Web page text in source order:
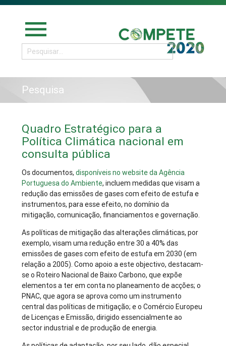
menu
Pesquisa
Quadro Estratégico para a
Política Climática nacional em
consulta pública
Os documentos,disponíveis no website da Agência
Portuguesa do Ambiente, incluem medidas que visam a
redução das emissões de gases com efeito de estufa e
instrumentos, para esse efeito, no domínio da
mitigação, comunicação, financiamentos e governação.
As políticas de mitigação das alterações climáticas, por
exemplo, visam uma redução entre 30 a 40% das
emissões de gases com efeito de estufa em 2030 (em
relação a 2005). Como apoio a este objectivo, destacam-
se o Roteiro Nacional de Baixo Carbono, que expõe
elementos a ter em conta no planeamento de acções; o
PNAC, que agora se aprova como um instrumento
central das políticas de mitigação; e o Comércio Europeu
de Licenças e Emissão, dirigido essencialmente ao
sector industrial e de produção de energia.